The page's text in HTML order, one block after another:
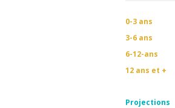
0-3 ans
3-6 ans
6-12-ans
12 ans et +
Projections